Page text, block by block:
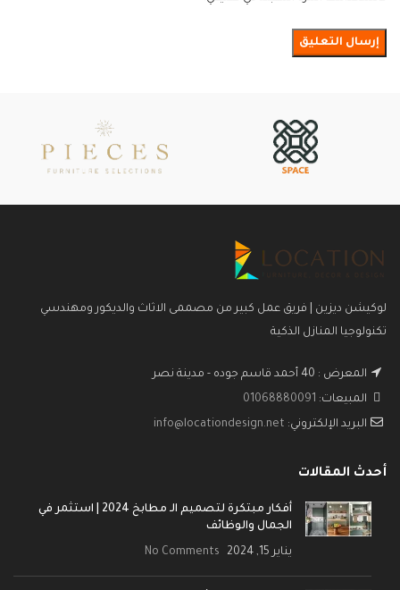
لوكيشن ديزين | فريق عمل كبير من مصممى الاثاث والديكور ومهندسي
تكنولوجيا المنازل الذكية
المعرض : 40 أحمد قاسم جوده - مدينة نصر
المبيعات: 01068880091
البريد الإلكتروني: info@locationdesign.net
أحدث المقالات
أفكار مبتكرة لتصميم الـ مطابخ 2024 | استثمر في
الجمال والوظائف
يناير 15, 2024 No Comments